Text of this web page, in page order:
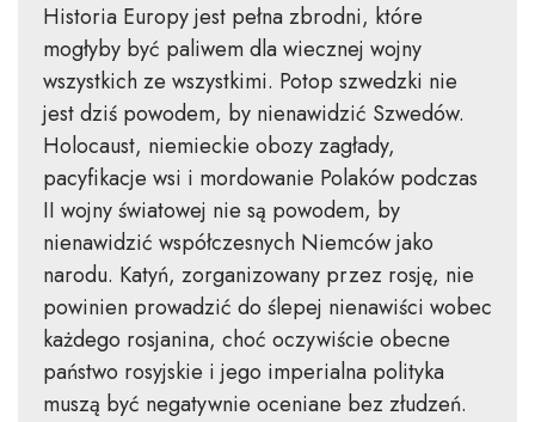
Historia Europy jest pełna zbrodni, które
mogłyby być paliwem dla wiecznej wojny
wszystkich ze wszystkimi. Potop szwedzki nie
jest dziś powodem, by nienawidzić Szwedów.
Holocaust, niemieckie obozy zagłady,
pacyfikacje wsi i mordowanie Polaków podczas
II wojny światowej nie są powodem, by
nienawidzić współczesnych Niemców jako
narodu. Katyń, zorganizowany przez rosję, nie
powinien prowadzić do ślepej nienawiści wobec
każdego rosjanina, choć oczywiście obecne
państwo rosyjskie i jego imperialna polityka
muszą być negatywnie oceniane bez złudzeń.